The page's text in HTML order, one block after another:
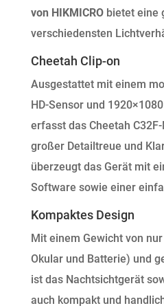
von HIKMICRObietet eine
verschiedensten
Cheetah Clip-on
Ausgestattet mit einem
HD-Sensor und
erfasst das Cheetah
großer Detailtreue und
überzeugt das Gerät mit
Software sowie einer
Kompaktes Design
Mit einem Gewicht von
Okular und Batterie) und
ist das Nachtsichtgerät
auch kompakt und